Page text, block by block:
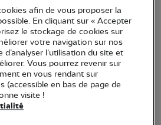
afin de vous proposer la
En cliquant sur « Accepter
le stockage de cookies sur
votre navigation sur nos
l’utilisation du site et
Vous pourrez revenir sur
en vous rendant sur
(accessible en bas de page de
visite !